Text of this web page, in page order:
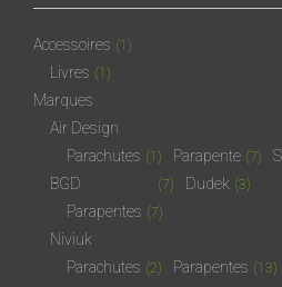
Accessoires (1)
Livres (1)
Marques
Air Design
Parachutes (1) Parapente (7)
BGD (7)
Parapentes (7)
Dudek (3)
Niviuk
Parachutes (2) Parapentes (13)